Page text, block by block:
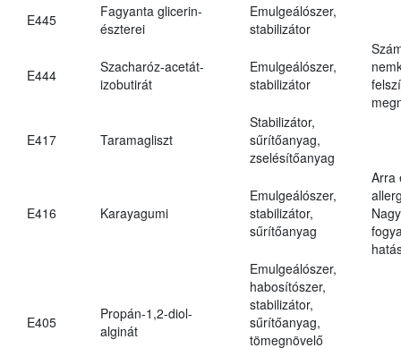
E445
Fagyanta glicerin-
észterei
Emulgeálószer,
stabilizátor
E444
Szacharóz-acetát-
izobutirát
Emulgeálószer,
stabilizátor
E417 Taramagliszt
Stabilizátor,
sűrítőanyag,
zselésítőanyag
E416 Karayagumi
Emulgeálószer,
stabilizátor,
sűrítőanyag
Arra
E405
Propán-1,2-diol-
alginát
Emulgeálószer,
habosítószer,
stabilizátor,
sűrítőanyag,
tömegnövelő